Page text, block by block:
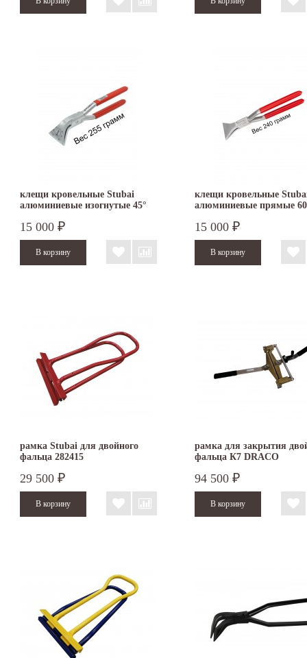
клещи кровельные Stubai
алюминиевые изогнутые 45°
15 000 ₽
клещи кровельные
алюминиевые прямые
15 000 ₽
рамка Stubai для двойного
фальца 282415
29 500 ₽
рамка для закрытия
фальца К7 DRACO
94 500 ₽